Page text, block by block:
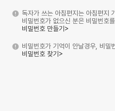
독자가 쓰는 아침편지는 아침편지
비밀번호가 없으신 분은 비밀번호
비밀번호 만들기>
비밀번호가 기억이 안날경우, 비밀
비밀번호 찾기>